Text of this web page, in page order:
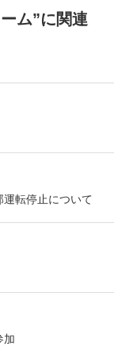
ム”に関連
運転停止について
加